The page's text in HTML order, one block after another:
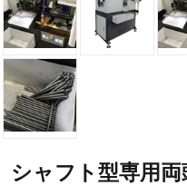
シャフト型専用